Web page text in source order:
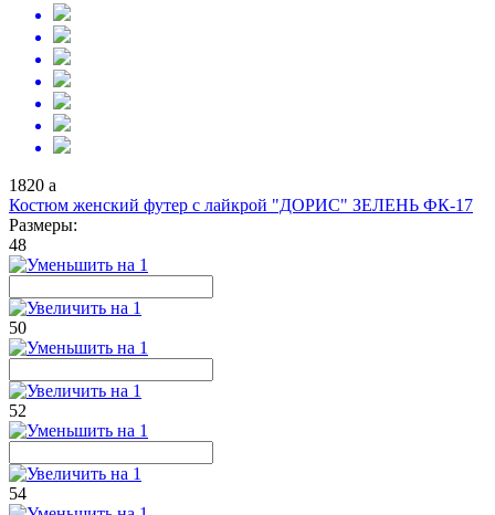
1820 a
Костюм женский футер с лайкрой "ДОРИС" ЗЕЛЕНЬ ФК-17
Размеры:
48
50
52
54